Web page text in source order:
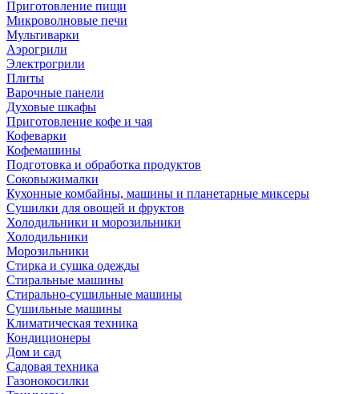
Приготовление пищи
Микроволновые печи
Мультиварки
Аэрогрили
Электрогрили
Плиты
Варочные панели
Духовые шкафы
Приготовление кофе и чая
Кофеварки
Кофемашины
Подготовка и обработка продуктов
Соковыжималки
Кухонные комбайны, машины и планетарные миксеры
Сушилки для овощей и фруктов
Холодильники и морозильники
Холодильники
Морозильники
Стирка и сушка одежды
Стиральные машины
Стирально-сушильные машины
Сушильные машины
Климатическая техника
Кондиционеры
Дом и сад
Садовая техника
Газонокосилки